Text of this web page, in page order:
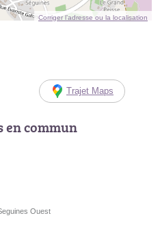
Corriger l’adresse ou la localisation
Trajet Maps
commun
Ouest